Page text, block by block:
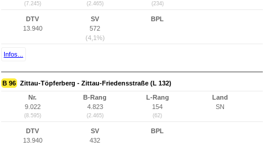
(7.245) (2.465) (234)
DTV
13.940
SV
572
(4,1%)
BPL
Infos...
B 96 Zittau-Töpferberg - Zittau-Friedensstraße (L 132)
Nr.
9.022
(8.595)
B-Rang
4.823
(2.465)
L-Rang
154
(62)
Land
SN
DTV
13.940
SV
432
BPL